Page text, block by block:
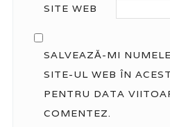
SITE WEB
SALVEAZĂ-MI
SITE-UL WEB ÎN
PENTRU DATA
COMENTEZ.